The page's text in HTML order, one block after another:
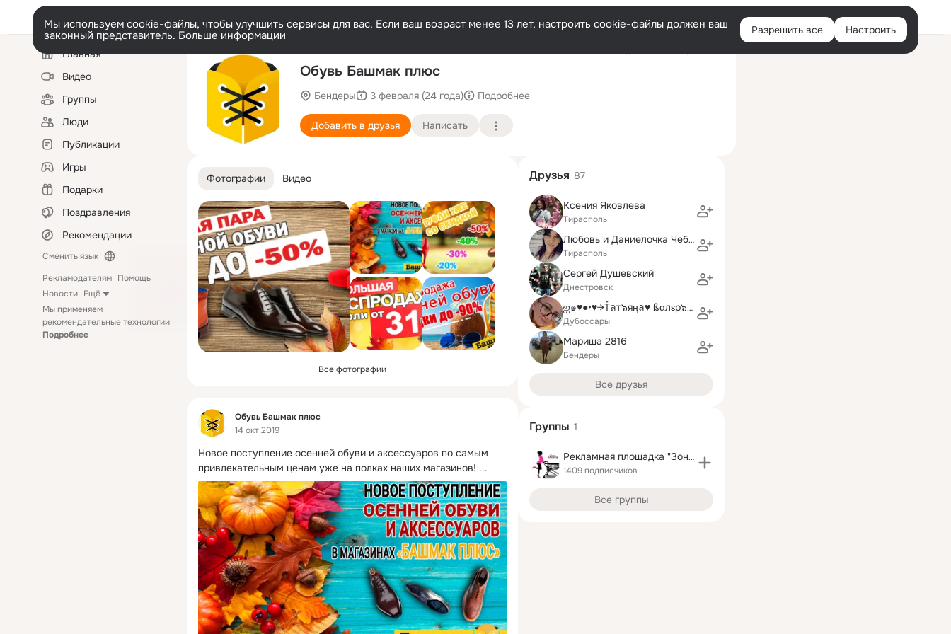
Войти
Мы используем cookie-файлы, чтобы улучшить сервисы для вас. Если ваш возраст менее 13 лет, настроить cookie-файлы должен ваш
законный представитель. Больше информации Разрешить все Настроить
Левая
колонкаГлавная
Видео
Группы
Люди
Публикации
Игры
Подарки
Поздравления
Рекомендации
Сменить язык
Рекламодателям Помощь
Новости Ещё
Мы применяем
рекомендательные технологии
Подробнее
Обувь Башмак плюс
Бендеры 3 февраля (24 года) Подробнее
Добавить в друзья Написать
Фотографии Видео
Все фотографии
Фид
Обувь Башмак плюс
14 окт 2019
Новое поступление осенней обуви и аксессуаров по самым
привлекательным ценам уже на полках наших магазинов! ...
Друзья 87
Ксения Яковлева
Тирасполь
Любовь и Даниелочка Чебан
Тирасполь
Сергей Душевский
Днестровск
ஐ๑♥●•♥→Ťลт๖яңล♥ ßαлεр๖εßңα ♥→♥●•♥ஐ๑
Дубоссары
Мариша 2816
Бендеры
Все друзья
Группы 1
Рекламная площадка "Зона Шопинга"
1409 подписчиков
Все группы